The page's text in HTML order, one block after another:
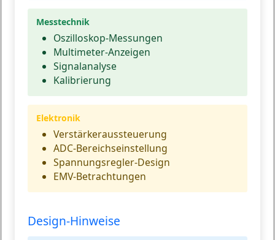
Messtechnik
Oszilloskop-Messungen
Multimeter-Anzeigen
Signalanalyse
Kalibrierung
Elektronik
Verstärkeraussteuerung
ADC-Bereichseinstellung
Spannungsregler-Design
EMV-Betrachtungen
Design-Hinweise